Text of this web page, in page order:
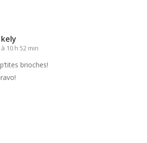
10 h 52 min
brioches!